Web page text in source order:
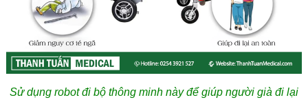
Sử dụng robot đi bộ thông minh này để giúp người già đi lại